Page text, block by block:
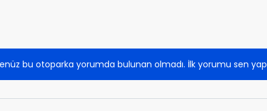
bu otoparka yorumda bulunan olmadı. İlk yorumu sen